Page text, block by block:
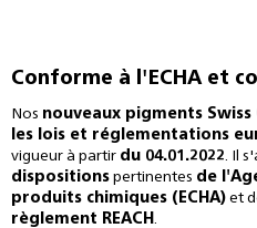
Conforme à l'ECHA et
Nos nouveaux pigments Swiss
les lois et réglementations
vigueur à partir du 04.01.2022. Il
dispositions pertinentes de
produits chimiques (ECHA) et
règlement REACH .